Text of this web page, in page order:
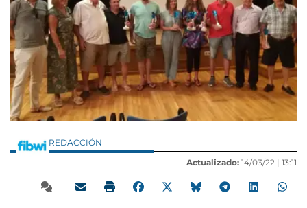
REDACCIÓN
Actualizado: 14/03/22 | 13:11